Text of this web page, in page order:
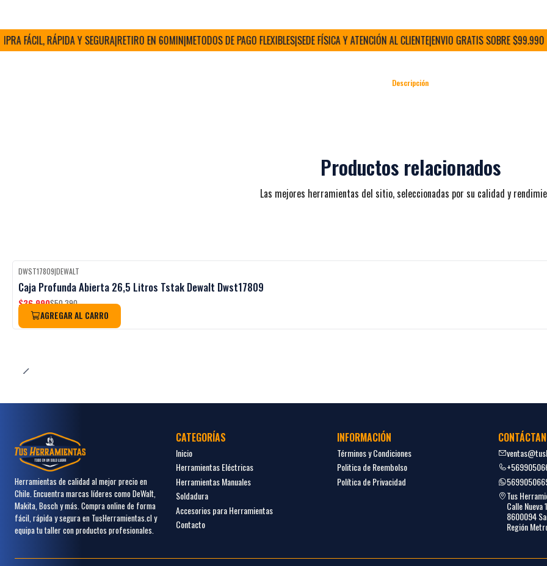
FÁCIL, RÁPIDA Y SEGURA|RETIRO EN 60MIN|METODOS DE PAGO FLEXIBLES|SEDE FÍSICA Y ATENCIÓN AL CLIENTE|ENVIO GRATIS SOBRE $99.990
Descripción
Productos relacionados
Las mejores herramientas del sitio, seleccionadas por su calidad y
-27%OFF Black Week
DWST17809|DEWALT
Caja Profunda Abierta 26,5 Litros Tstak Dewalt Dwst17809
$36.990$50.390
AGREGAR AL CARRO
Herramientas de calidad al mejor precio en
Chile. Encuentra marcas líderes como DeWalt,
Makita, Bosch y más. Compra online de forma
fácil, rápida y segura en TusHerramientas.cl y
equipa tu taller con productos profesionales.
CATEGORÍAS
Inicio
Herramientas Eléctricas
Herramientas Manuales
Soldadura
Accesorios para Herramientas
Contacto
INFORMACIÓN
Términos y Condiciones
Politica de Reembolso
Política de Privacidad
Tus
Calle Nueva
8600094
Región